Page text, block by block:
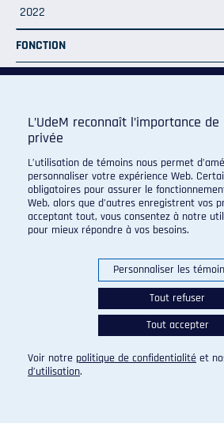
2022
FONCTION
PHYSIOTHÉRAPEUTE
Programme de sport d'excellence du
L’UdeM reconnaît l’importance
privée
L’utilisation de témoins nous permet
personnaliser votre expérience Web.
obligatoires pour assurer le
Web, alors que d’autres enregistrent vos
acceptant tout, vous consentez à notre
pour mieux répondre à vos besoins.
Personnaliser les
Tout refuser
Tout accepter
Voir notre politique de confidentialité et
d’utilisation.